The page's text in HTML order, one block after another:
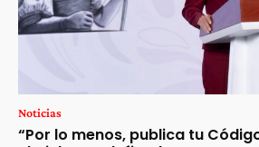
Noticias
“Por lo menos, publica tu